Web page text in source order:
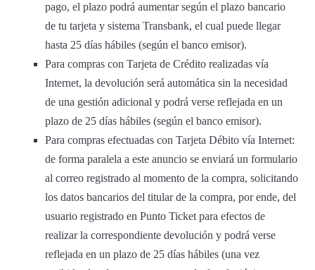
pago, el plazo podrá aumentar según el plazo bancario
de tu tarjeta y sistema Transbank, el cual puede llegar
hasta 25 días hábiles (según el banco emisor).
Para compras con Tarjeta de Crédito realizadas vía
Internet, la devolución será automática sin la necesidad
de una gestión adicional y podrá verse reflejada en un
plazo de 25 días hábiles (según el banco emisor).
Para compras efectuadas con Tarjeta Débito vía Internet:
de forma paralela a este anuncio se enviará un formulario
al correo registrado al momento de la compra, solicitando
los datos bancarios del titular de la compra, por ende, del
usuario registrado en Punto Ticket para efectos de
realizar la correspondiente devolución y podrá verse
reflejada en un plazo de 25 días hábiles (una vez